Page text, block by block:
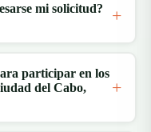
mi solicitud?
participar en los
del Cabo,